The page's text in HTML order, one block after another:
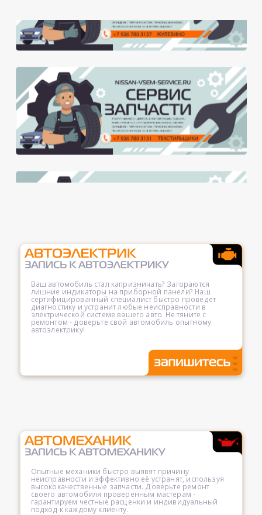
Ваш автомобиль стал капризничать? Загораются
лишние индикаторы на приборной панели? Наш
сертифицированный специалист быстро проведет
диагностику и устранит любые неисправности в
электрической системе вашего авто. Не тяните с
ремонтом - доверьте свой автомобиль опытному
автоэлектрику!
Опытные механики быстро выявят причину
неисправности и эффективно её устранят, используя
высококачественные запчасти. Доверьте ремонт
своего автомобиля проверенным мастерам -
гарантируем честные расценки и индивидуальный
подход к каждому клиенту.